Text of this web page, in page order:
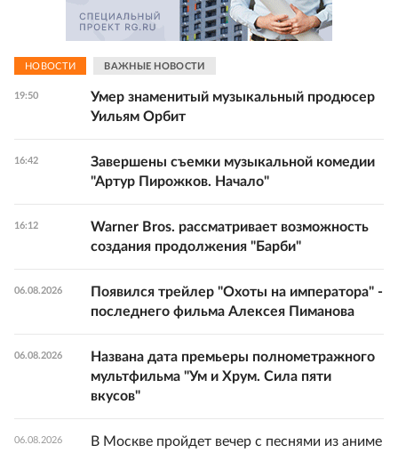
НОВОСТИ ВАЖНЫЕ НОВОСТИ
19:50
Умер знаменитый музыкальный продюсер
Уильям Орбит
16:42
Завершены съемки музыкальной комедии
"Артур Пирожков. Начало"
16:12
Warner Bros. рассматривает возможность
создания продолжения "Барби"
06.08.2026
Появился трейлер "Охоты на императора" -
последнего фильма Алексея Пиманова
06.08.2026
Названа дата премьеры полнометражного
мультфильма "Ум и Хрум. Сила пяти
вкусов"
06.08.2026
В Москве пройдет вечер с песнями из аниме